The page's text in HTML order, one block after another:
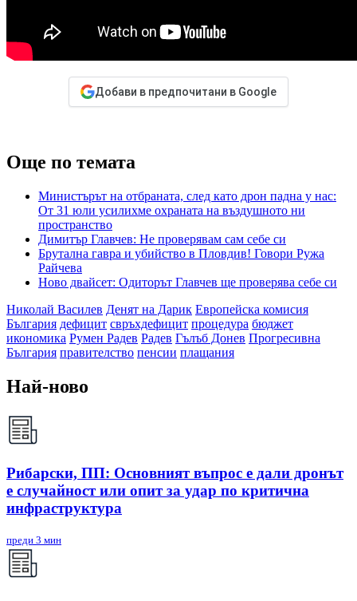
Добави в предпочитани в Google
Още по темата
Министърът на отбраната, след като дрон падна у нас:
От 31 юли усилихме охраната на въздушното ни
пространство
Димитър Главчев: Не проверявам сам себе си
Брутална гавра и убийство в Пловдив! Говори Ружа
Райчева
Ново двайсет: Одиторът Главчев ще проверява себе си
Николай Василев Денят на Дарик Европейска комисия
България дефицит свръхдефицит процедура бюджет
икономика Румен Радев Радев Гълъб Донев Прогресивна
България правителство пенсии плащания
Най-ново
Рибарски, ПП: Основният въпрос е дали дронът
е случайност или опит за удар по критична
инфраструктура
преди 3 мин